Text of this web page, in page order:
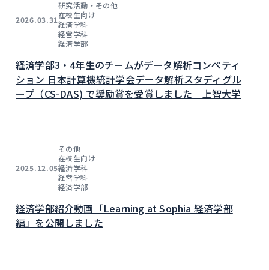
2026.03.31
研究活動・その他
在校生向け
経済学科
経営学科
経済学部
経済学部3・4年生のチームがデータ解析コンペティ
ション 日本計算機統計学会データ解析スタディグル
ープ（CS-DAS) で奨励賞を受賞しました｜上智大学
2025.12.05
その他
在校生向け
経済学科
経営学科
経済学部
経済学部紹介動画「Learning at Sophia 経済学部
編」を公開しました